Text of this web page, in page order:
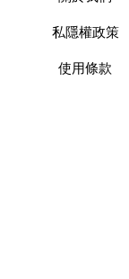
私隱權政策
使用條款